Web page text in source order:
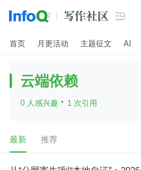

首页 月更活动 主题征文 AI
云端依赖
0 人感兴趣 · 1 次引用
最新 推荐